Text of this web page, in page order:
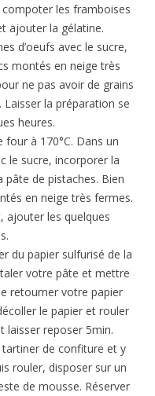
les framboises
ajouter la gélatine.
d’oeufs avec le sucre,
montés en neige très
ne pas avoir de grains
la préparation se
heures.
four à 170°C. Dans un
le sucre, incorporer la
pâte de pistaches. Bien
en neige très fermes.
ajouter les quelques
du papier sulfurisé de la
votre pâte et mettre
retourner votre papier
le papier et rouler
laisser reposer 5min.
de confiture et y
rouler, disposer sur un
de mousse. Réserver